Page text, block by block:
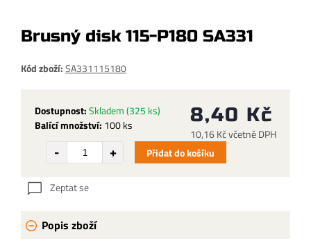
Brusný disk 115-P180 SA331
Kód zboží:SA331115180
Dostupnost:Skladem(325 ks)
Balící množství: 100 ks 8,40 Kč
10,16 Kč včetně DPH
Přidat do košíku
Zeptat se
Popis zboží